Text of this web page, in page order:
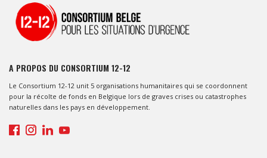
A PROPOS DU CONSORTIUM 12-12
Le Consortium 12-12 unit 5 organisations humanitaires qui se coordonnent
pour la récolte de fonds en Belgique lors de graves crises ou catastrophes
naturelles dans les pays en développement.